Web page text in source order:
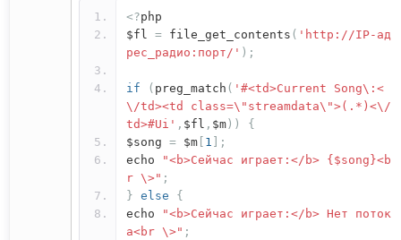
<?php
$fl = file_get_contents ( 'http://IP-ад
рес_радио:порт/' );
if ( preg_match ( '#<td>Current Song\:<
\/td><td class=\"streamdata\">(.*)<\/
td>#Ui' , $fl , $m ))
{
$song = $m 1 ];
echo
"<b>Сейчас играет:</b> {$song}<b
r \>" ;
} else
{
echo
"<b>Сейчас играет:</b> Нет поток
а<br \>" ;